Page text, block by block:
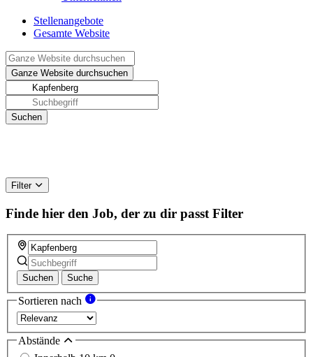
Stellenangebote
Gesamte Website
Filter
Finde hier den Job, der zu dir passt Filter
Suchen Suche
Sortieren nach
Abstände